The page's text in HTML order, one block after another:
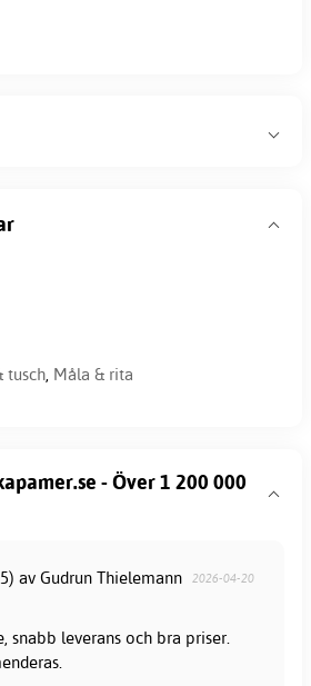
tusch, Måla & rita
- Över 1 200 000
av Gudrun Thielemann 2026-04-20
snabb leverans och bra priser.